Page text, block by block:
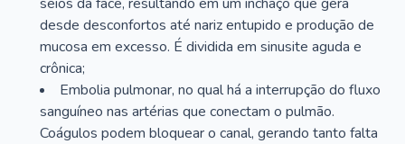
desde desconfortos até nariz entupido e produção de
mucosa em excesso. É dividida em sinusite aguda e
crônica;
Embolia pulmonar, no qual há a interrupção do fluxo
sanguíneo nas artérias que conectam o pulmão.
Coágulos podem bloquear o canal, gerando tanto falta